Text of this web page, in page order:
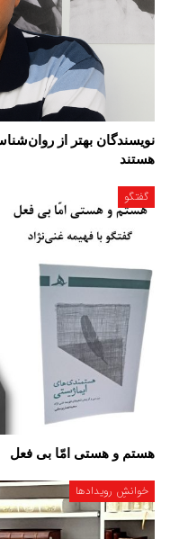
نویسندگان بهتر از
هستند
گفتگو
هستم و هستی امّا بی فعل
خوانشِ رویدادها